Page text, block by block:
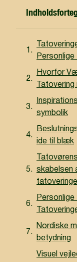
Personlige
Hvorfor
symbolik
ide til blæk
skabelsen
Nordiske
betydning
Visuel